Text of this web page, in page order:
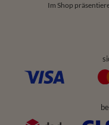
Im Shop